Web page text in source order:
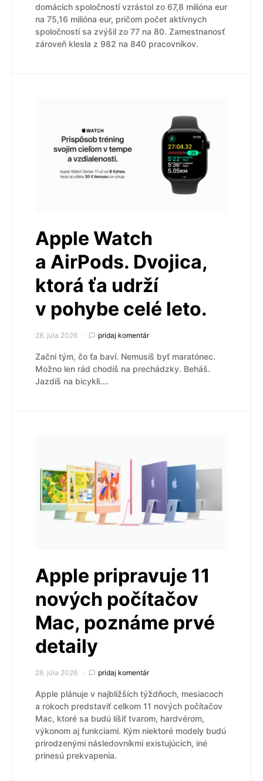
domácich spoločností vzrástol zo 67,8 milióna eur
na 75,16 milióna eur, pričom počet aktívnych
spoločností sa zvýšil zo 77 na 80. Zamestnanosť
zároveň klesla z 982 na 840 pracovníkov.
Apple Watch
a AirPods. Dvojica,
ktorá ťa udrží
v pohybe celé leto.
28. júla 2026 pridaj komentár
Začni tým, čo ťa baví. Nemusíš byť maratónec.
Možno len rád chodíš na prechádzky. Beháš.
Jazdíš na bicykli.…
Apple pripravuje 11
nových počítačov
Mac, poznáme prvé
detaily
28. júla 2026 pridaj komentár
Apple plánuje v najbližších týždňoch, mesiacoch
a rokoch predstaviť celkom 11 nových počítačov
Mac, ktoré sa budú líšiť tvarom, hardvérom,
výkonom aj funkciami. Kým niektoré modely budú
prirodzenými následovníkmi existujúcich, iné
prinesú prekvapenia.